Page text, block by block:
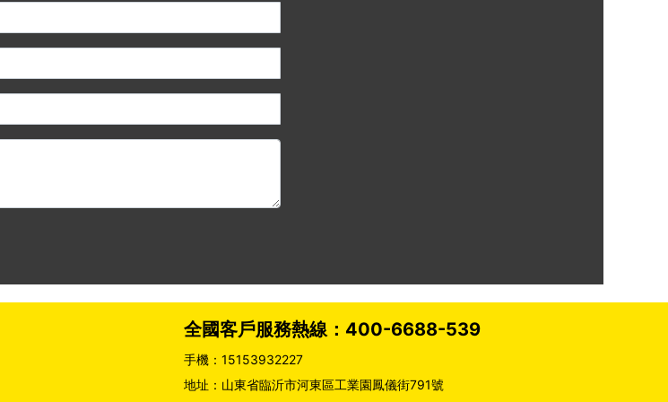
全國客戶服務熱線： 400-6688-539
手機：15153932227
地址：山東省臨沂市河東區工業園鳳儀街791號